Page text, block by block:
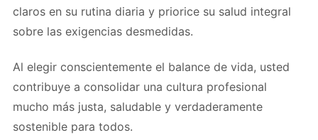
claros en su rutina diaria y priorice su salud integral
sobre las exigencias desmedidas.
Al elegir conscientemente el balance de vida, usted
contribuye a consolidar una cultura profesional
mucho más justa, saludable y verdaderamente
sostenible para todos.